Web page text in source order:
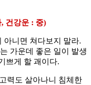
건강운 : 중)
아니면 쳐다보지 말라.
가운데 좋은 일이 발생
쁘게 할 괘이다.
력도 살아나니 침체한